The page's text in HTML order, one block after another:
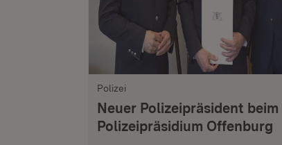
Polizei
Neuer Polizeipräsident beim
Polizeipräsidium Offenburg